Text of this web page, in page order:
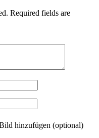
Required fields are
hinzufügen (optional)